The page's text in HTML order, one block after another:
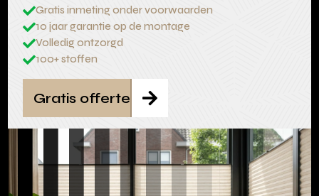
Gratis inmeting onder voorwaarden
10 jaar garantie op de montage
Volledig ontzorgd
100+ stoffen

Gratis offerte